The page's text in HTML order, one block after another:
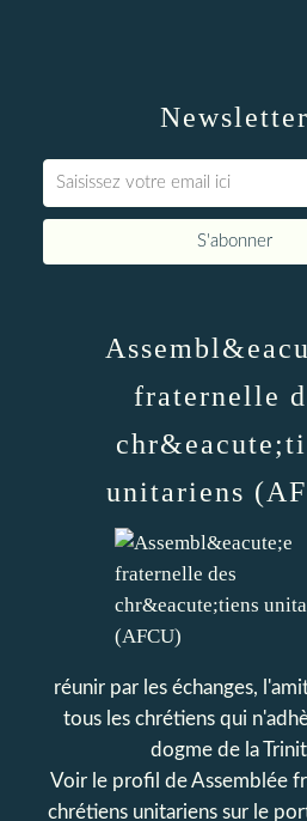
Newsletter
fraternelle
unitariens
réunir par les échanges,
tous les chrétiens qui
dogme de la
Voir le profil deAssemblée
chrétiens unitariens sur le